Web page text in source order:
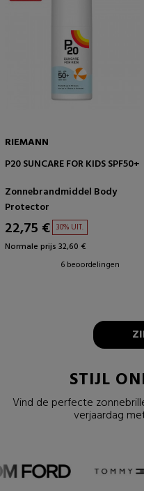
RIEMANN
P20 SUNCARE FOR KIDS SPF50+
Zonnebrandmiddel Body
Protector
22,75 € 30% UIT.
Normale prijs 32,60 €
6 beoordelingen
STIJL
Vind de perfecte
verjaardag